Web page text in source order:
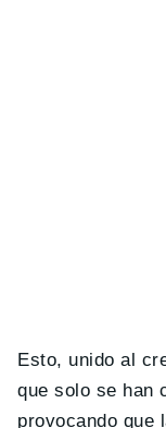
Esto, unido al
que solo se han
provocando que